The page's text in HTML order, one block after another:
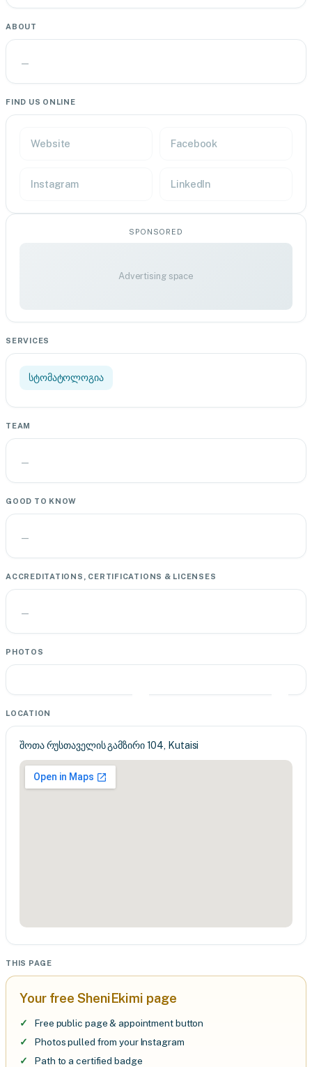
ABOUT
—
FIND US ONLINE
Website Facebook
Instagram LinkedIn
SPONSORED
Advertising space
SERVICES
სტომატოლოგია
TEAM
—
GOOD TO KNOW
—
ACCREDITATIONS, CERTIFICATIONS & LICENSES
—
PHOTOS
LOCATION
შოთა რუსთაველის გამზირი 104, Kutaisi
THIS PAGE
Your free SheniEkimi page
Free public page & appointment button
Photos pulled from your Instagram
Path to a certified badge